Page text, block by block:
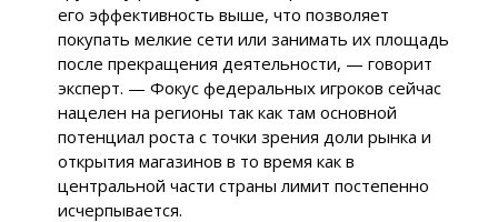
его эффективность выше, что позволяет
покупать мелкие сети или занимать их площадь
после прекращения деятельности, — говорит
эксперт. — Фокус федеральных игроков сейчас
нацелен на регионы так как там основной
потенциал роста с точки зрения доли рынка и
открытия магазинов в то время как в
центральной части страны лимит постепенно
исчерпывается.